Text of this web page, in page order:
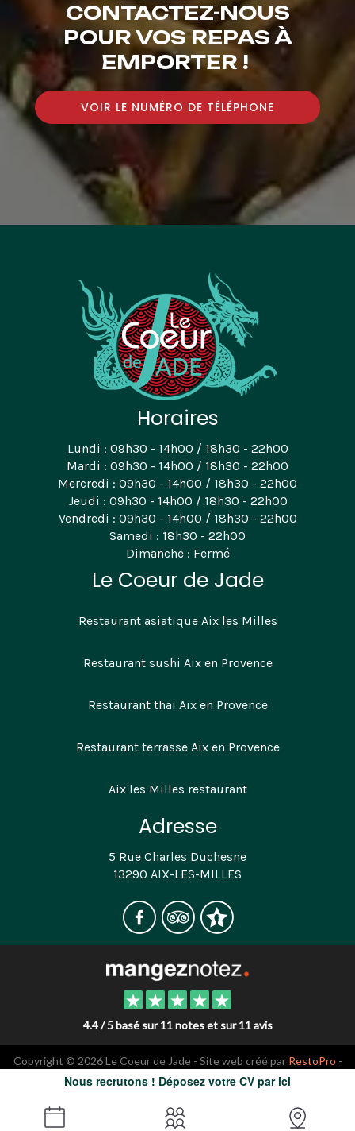
CONTACTEZ-NOUS
POUR VOS REPAS À
EMPORTER !
VOIR LE NUMÉRO DE TÉLÉPHONE
Horaires
Lundi : 09h30 - 14h00 / 18h30 - 22h00
Mardi : 09h30 - 14h00 / 18h30 - 22h00
Mercredi : 09h30 - 14h00 / 18h30 - 22h00
Jeudi : 09h30 - 14h00 / 18h30 - 22h00
Vendredi : 09h30 - 14h00 / 18h30 - 22h00
Samedi : 18h30 - 22h00
Dimanche : Fermé
Le Coeur de Jade
Restaurant asiatique Aix les Milles
Restaurant sushi Aix en Provence
Restaurant thai Aix en Provence
Restaurant terrasse Aix en Provence
Aix les Milles restaurant
Adresse
5 Rue Charles Duchesne
13290 AIX-LES-MILLES
4.4 / 5 basé sur 11 notes et sur 11 avis
Copyright © 2026 Le Coeur de Jade - Site web créé par RestoPro -
mentions légales
Nous recrutons ! Déposez votre CV par ici